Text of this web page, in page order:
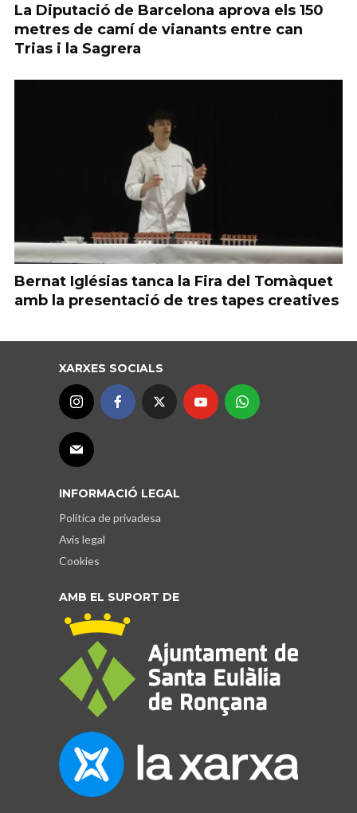
La Diputació de Barcelona aprova els 150
metres de camí de vianants entre can
Trias i la Sagrera
Bernat Iglésias tanca la Fira del Tomàquet
amb la presentació de tres tapes creatives
XARXES SOCIALS
INFORMACIÓ LEGAL
Política de privadesa
Avís legal
Cookies
AMB EL SUPORT DE